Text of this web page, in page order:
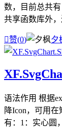
数，目前总共
共享函数库外
赞(0) 夕
语法作用 根据
降Icon，可用
有：1：实心圆